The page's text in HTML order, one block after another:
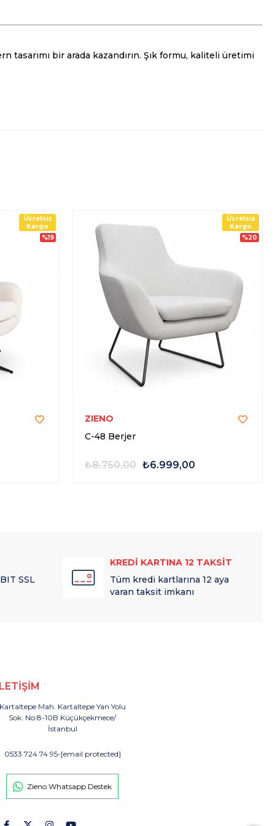
tasarımı bir arada kazandırın. Şık formu, kaliteli üretimi
Ücretsiz
Kargo
%19
ZIENO
C-48 Berjer
₺6.999,00
₺8.750,00
Ücretsiz
Kargo
%20
SSL
KREDİ KARTINA 12 TAKSİT
Tüm kredi kartlarına 12 aya
varan taksit imkanı
Kartaltepe Mah. Kartaltepe Yan Yolu
Sok. No:8-10B Küçükçekmece/
İstanbul
0533 724 74 95-[email protected]
Zieno Whatsapp Destek